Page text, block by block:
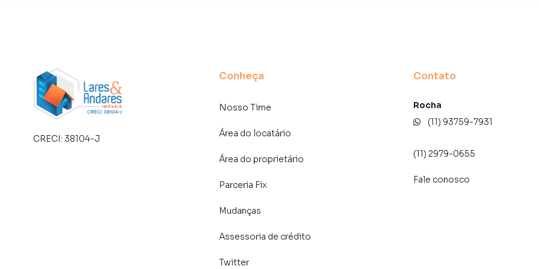
CRECI: 38104-J
Conheça
Nosso Time
Área do locatário
Área do proprietário
Parceria Fix
Mudanças
Assessoria de crédito
Twitter
Contato
Rocha
(11) 93759-7931
(11) 2979-0655
Fale conosco